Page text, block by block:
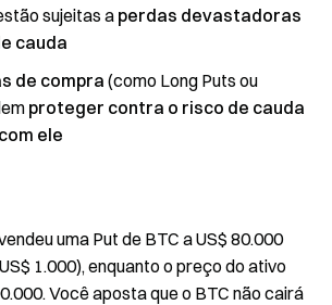
sujeitas a perdas devastadoras
cauda
de compra(como Long Puts ou
proteger contra o risco de cauda
ele
uma Put de BTC a US$ 80.000
1.000), enquanto o preço do ativo
Você aposta que o BTC não cairá